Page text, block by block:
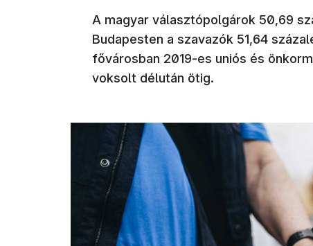
A magyar választópolgárok 50,69
Budapesten a szavazók 51,64
fővárosban 2019-es uniós és
voksolt délután ötig.